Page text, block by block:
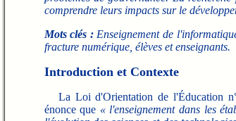
comprendre leurs impacts sur le
Mots clés :Enseignement de
fracture numérique, élèves et enseignants.
Introduction et Contexte
La Loi d'Orientation de l'Éducation
énonce que « l'enseignement dans les